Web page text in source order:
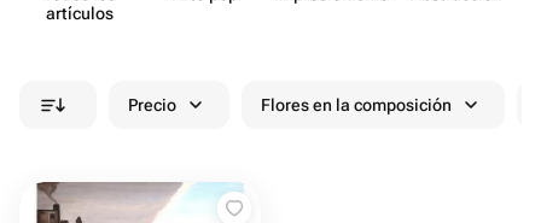
artículos
Precio Flores en la composición